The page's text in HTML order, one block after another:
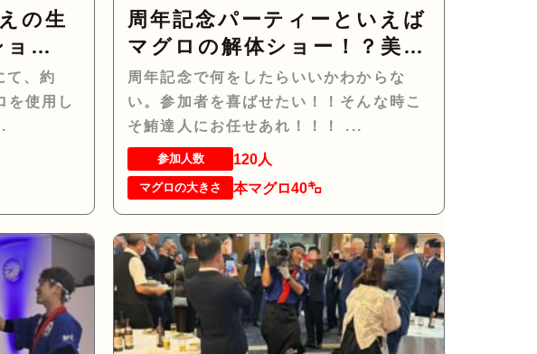
の生
て、約
を使用し
周年記念パーティーといえば
マグロの解体ショー！？美味
しい！楽しい！縁起がいい！
周年記念で何をしたらいいかわからな
い。参加者を喜ばせたい！！そんな時こ
そ鮪達人にお任せあれ！！！ ...
参加人数 120人
マグロの大きさ 本マグロ40㌔